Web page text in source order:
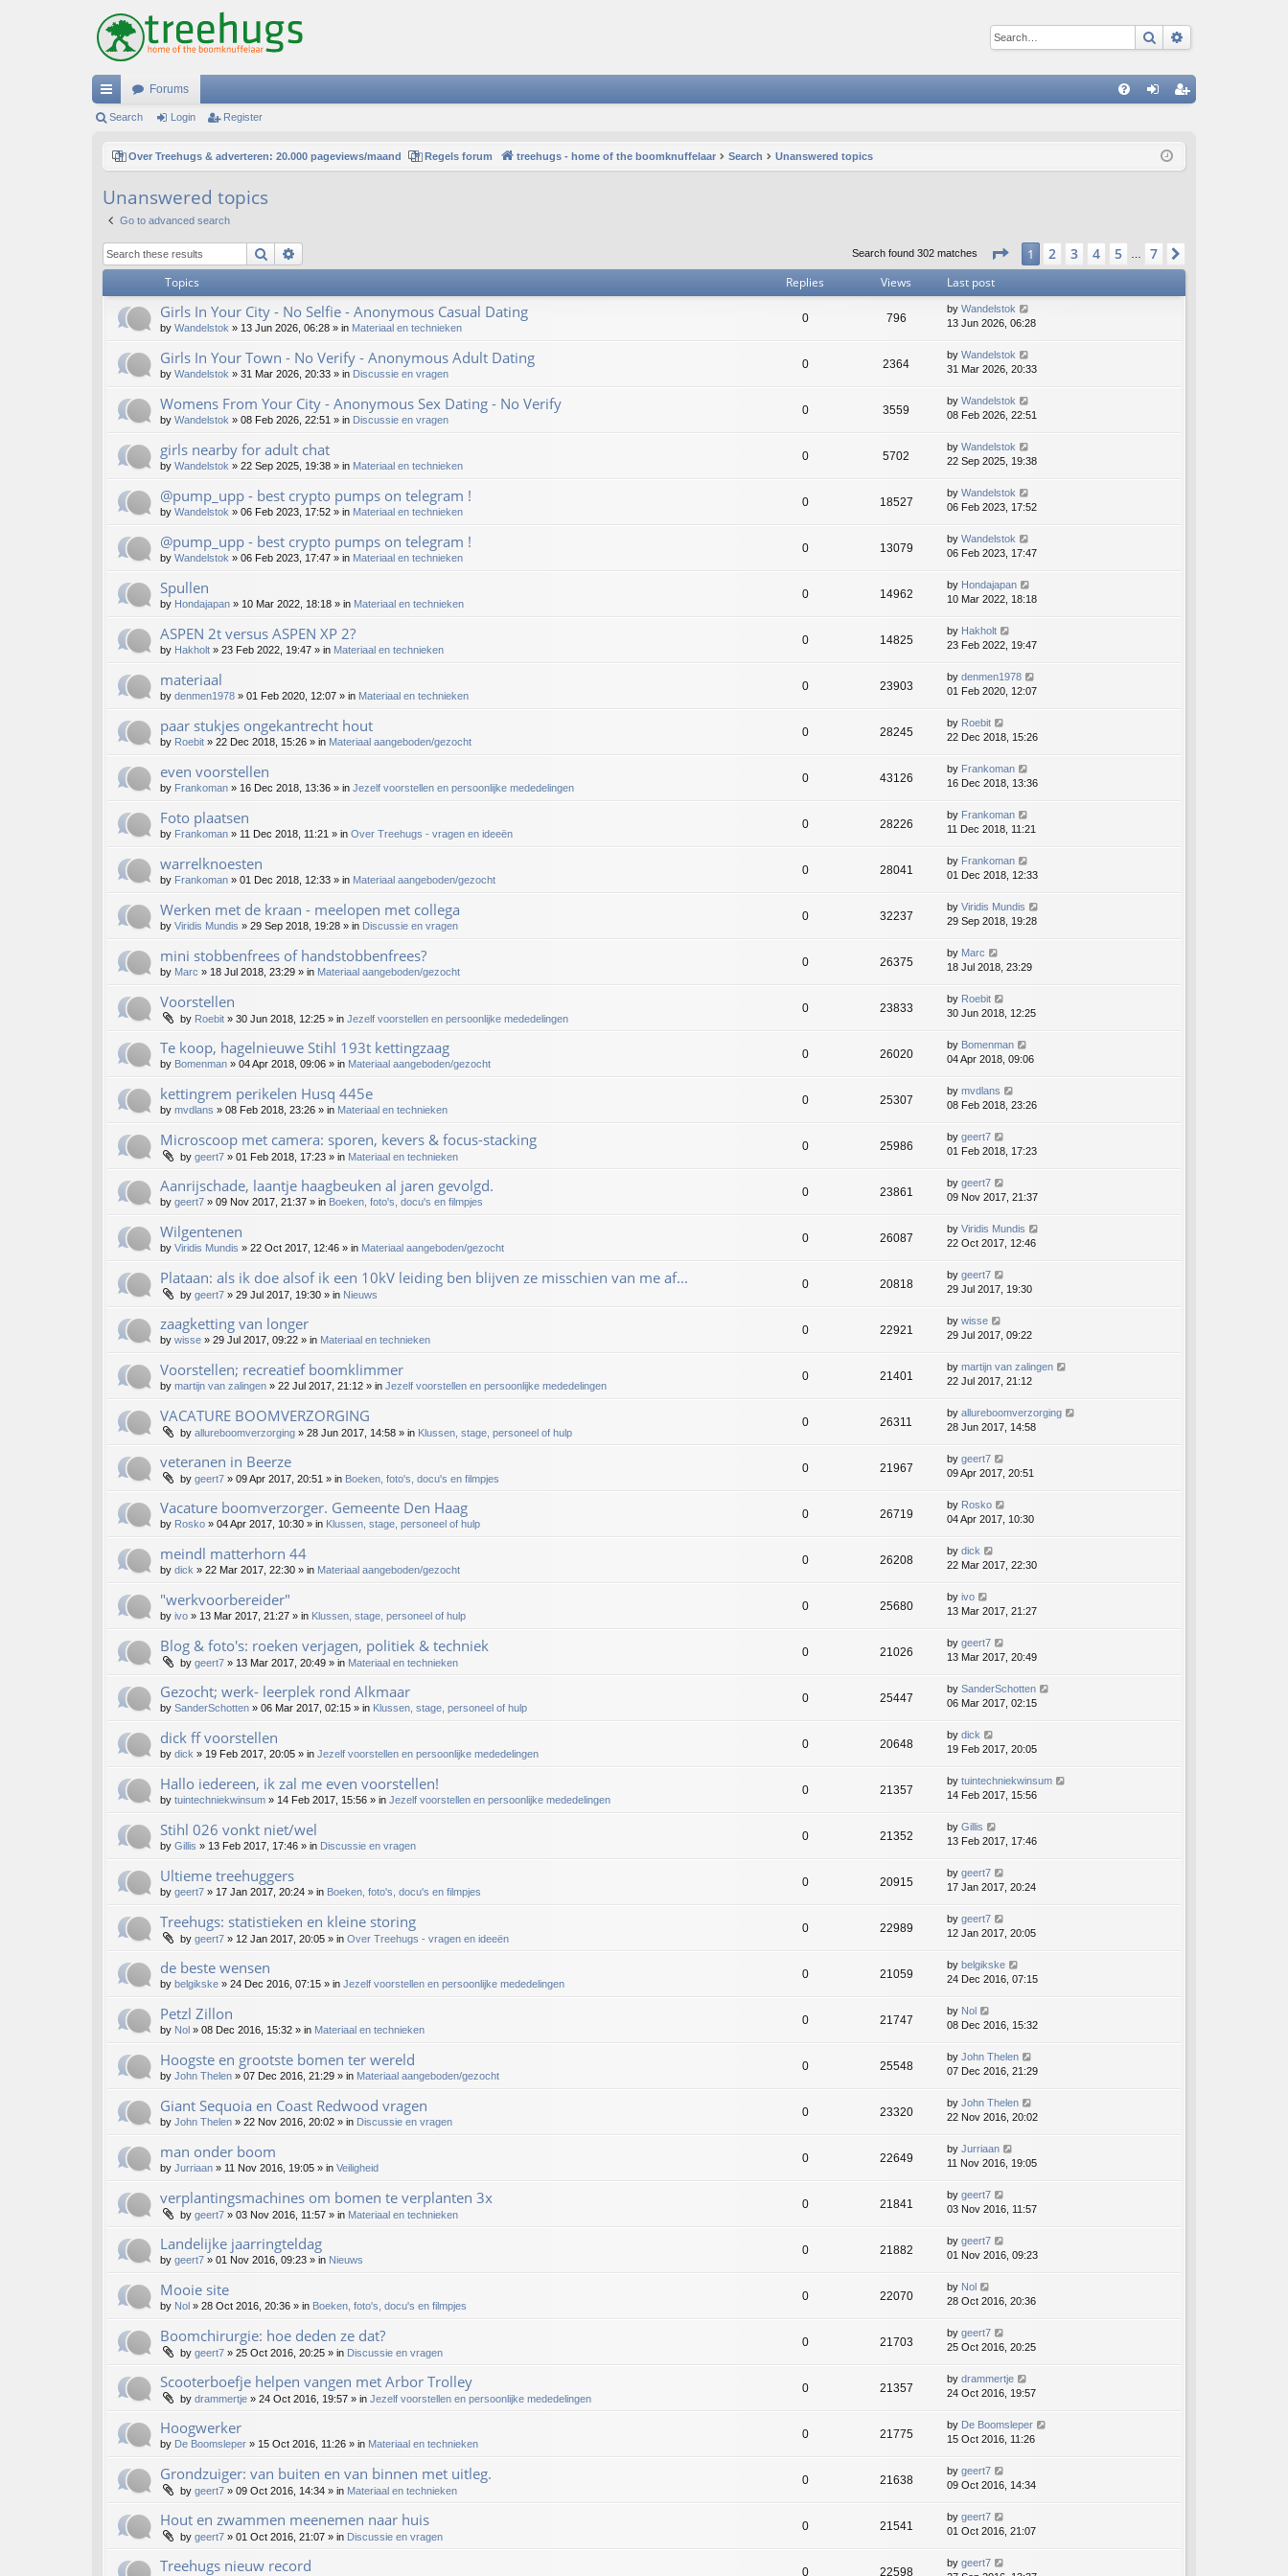
Search
ui
ks
Forums
ist
Search Login Register
Over Treehugs & adverteren: 20.000 pageviews/maand Regels forum treehugs - home of the boomknuffelaar Search Unanswered topics
Unanswered topics
Go to advanced search
Search Search found 302 matches Page 1of7
1 2 3 4 5 … 7
Topics Replies Views Last post
Girls In Your City - No Selfie - Anonymous Casual Dating
by Wandelstok » 13 Jun 2026, 06:28 » in Materiaal en technieken
0 796
by Wandelstok
13 Jun 2026, 06:28
Girls In Your Town - No Verify - Anonymous Adult Dating
by Wandelstok » 31 Mar 2026, 20:33 » in Discussie en vragen
0 2364
by Wandelstok
31 Mar 2026, 20:33
Womens From Your City - Anonymous Sex Dating - No Verify
by Wandelstok » 08 Feb 2026, 22:51 » in Discussie en vragen
0 3559
by Wandelstok
08 Feb 2026, 22:51
girls nearby for adult chat
by Wandelstok » 22 Sep 2025, 19:38 » in Materiaal en technieken
0 5702
by Wandelstok
22 Sep 2025, 19:38
@pump_upp - best crypto pumps on telegram !
by Wandelstok » 06 Feb 2023, 17:52 » in Materiaal en technieken
0 18527
by Wandelstok
06 Feb 2023, 17:52
@pump_upp - best crypto pumps on telegram !
by Wandelstok » 06 Feb 2023, 17:47 » in Materiaal en technieken
0 13079
by Wandelstok
06 Feb 2023, 17:47
Spullen
by Hondajapan » 10 Mar 2022, 18:18 » in Materiaal en technieken
0 14962
by Hondajapan
10 Mar 2022, 18:18
ASPEN 2t versus ASPEN XP 2?
by Hakholt » 23 Feb 2022, 19:47 » in Materiaal en technieken
0 14825
by Hakholt
23 Feb 2022, 19:47
materiaal
by denmen1978 » 01 Feb 2020, 12:07 » in Materiaal en technieken
0 23903
by denmen1978
01 Feb 2020, 12:07
paar stukjes ongekantrecht hout
by Roebit » 22 Dec 2018, 15:26 » in Materiaal aangeboden/gezocht
0 28245
by Roebit
22 Dec 2018, 15:26
even voorstellen
by Frankoman » 16 Dec 2018, 13:36 » in Jezelf voorstellen en persoonlijke mededelingen
0 43126
by Frankoman
16 Dec 2018, 13:36
Foto plaatsen
by Frankoman » 11 Dec 2018, 11:21 » in Over Treehugs - vragen en ideeën
0 28226
by Frankoman
11 Dec 2018, 11:21
warrelknoesten
by Frankoman » 01 Dec 2018, 12:33 » in Materiaal aangeboden/gezocht
0 28041
by Frankoman
01 Dec 2018, 12:33
Werken met de kraan - meelopen met collega
by Viridis Mundis » 29 Sep 2018, 19:28 » in Discussie en vragen
0 32237
by Viridis Mundis
29 Sep 2018, 19:28
mini stobbenfrees of handstobbenfrees?
by Marc » 18 Jul 2018, 23:29 » in Materiaal aangeboden/gezocht
0 26375
by Marc
18 Jul 2018, 23:29
Voorstellen
by Roebit » 30 Jun 2018, 12:25 » in Jezelf voorstellen en persoonlijke mededelingen
0 23833
by Roebit
30 Jun 2018, 12:25
Te koop, hagelnieuwe Stihl 193t kettingzaag
by Bomenman » 04 Apr 2018, 09:06 » in Materiaal aangeboden/gezocht
0 26020
by Bomenman
04 Apr 2018, 09:06
kettingrem perikelen Husq 445e
by mvdlans » 08 Feb 2018, 23:26 » in Materiaal en technieken
0 25307
by mvdlans
08 Feb 2018, 23:26
Microscoop met camera: sporen, kevers & focus-stacking
by geert7 » 01 Feb 2018, 17:23 » in Materiaal en technieken
0 25986
by geert7
01 Feb 2018, 17:23
Aanrijschade, laantje haagbeuken al jaren gevolgd.
by geert7 » 09 Nov 2017, 21:37 » in Boeken, foto's, docu's en filmpjes
0 23861
by geert7
09 Nov 2017, 21:37
Wilgentenen
by Viridis Mundis » 22 Oct 2017, 12:46 » in Materiaal aangeboden/gezocht
0 26087
by Viridis Mundis
22 Oct 2017, 12:46
Plataan: als ik doe alsof ik een 10kV leiding ben blijven ze misschien van me af...
by geert7 » 29 Jul 2017, 19:30 » in Nieuws
0 20818
by geert7
29 Jul 2017, 19:30
zaagketting van longer
by wisse » 29 Jul 2017, 09:22 » in Materiaal en technieken
0 22921
by wisse
29 Jul 2017, 09:22
Voorstellen; recreatief boomklimmer
by martijn van zalingen » 22 Jul 2017, 21:12 » in Jezelf voorstellen en persoonlijke mededelingen
0 21401
by martijn van zalingen
22 Jul 2017, 21:12
VACATURE BOOMVERZORGING
by allureboomverzorging » 28 Jun 2017, 14:58 » in Klussen, stage, personeel of hulp
0 26311
by allureboomverzorging
28 Jun 2017, 14:58
veteranen in Beerze
by geert7 » 09 Apr 2017, 20:51 » in Boeken, foto's, docu's en filmpjes
0 21967
by geert7
09 Apr 2017, 20:51
Vacature boomverzorger. Gemeente Den Haag
by Rosko » 04 Apr 2017, 10:30 » in Klussen, stage, personeel of hulp
0 26719
by Rosko
04 Apr 2017, 10:30
meindl matterhorn 44
by dick » 22 Mar 2017, 22:30 » in Materiaal aangeboden/gezocht
0 26208
by dick
22 Mar 2017, 22:30
"werkvoorbereider"
by ivo » 13 Mar 2017, 21:27 » in Klussen, stage, personeel of hulp
0 25680
by ivo
13 Mar 2017, 21:27
Blog & foto's: roeken verjagen, politiek & techniek
by geert7 » 13 Mar 2017, 20:49 » in Materiaal en technieken
0 21026
by geert7
13 Mar 2017, 20:49
Gezocht; werk- leerplek rond Alkmaar
by SanderSchotten » 06 Mar 2017, 02:15 » in Klussen, stage, personeel of hulp
0 25447
by SanderSchotten
06 Mar 2017, 02:15
dick ff voorstellen
by dick » 19 Feb 2017, 20:05 » in Jezelf voorstellen en persoonlijke mededelingen
0 20648
by dick
19 Feb 2017, 20:05
Hallo iedereen, ik zal me even voorstellen!
by tuintechniekwinsum » 14 Feb 2017, 15:56 » in Jezelf voorstellen en persoonlijke mededelingen
0 21357
by tuintechniekwinsum
14 Feb 2017, 15:56
Stihl 026 vonkt niet/wel
by Gillis » 13 Feb 2017, 17:46 » in Discussie en vragen
0 21352
by Gillis
13 Feb 2017, 17:46
Ultieme treehuggers
by geert7 » 17 Jan 2017, 20:24 » in Boeken, foto's, docu's en filmpjes
0 20915
by geert7
17 Jan 2017, 20:24
Treehugs: statistieken en kleine storing
by geert7 » 12 Jan 2017, 20:05 » in Over Treehugs - vragen en ideeën
0 22989
by geert7
12 Jan 2017, 20:05
de beste wensen
by belgikske » 24 Dec 2016, 07:15 » in Jezelf voorstellen en persoonlijke mededelingen
0 21059
by belgikske
24 Dec 2016, 07:15
Petzl Zillon
by Nol » 08 Dec 2016, 15:32 » in Materiaal en technieken
0 21747
by Nol
08 Dec 2016, 15:32
Hoogste en grootste bomen ter wereld
by John Thelen » 07 Dec 2016, 21:29 » in Materiaal aangeboden/gezocht
0 25548
by John Thelen
07 Dec 2016, 21:29
Giant Sequoia en Coast Redwood vragen
by John Thelen » 22 Nov 2016, 20:02 » in Discussie en vragen
0 23320
by John Thelen
22 Nov 2016, 20:02
man onder boom
by Jurriaan » 11 Nov 2016, 19:05 » in Veiligheid
0 22649
by Jurriaan
11 Nov 2016, 19:05
verplantingsmachines om bomen te verplanten 3x
by geert7 » 03 Nov 2016, 11:57 » in Materiaal en technieken
0 21841
by geert7
03 Nov 2016, 11:57
Landelijke jaarringteldag
by geert7 » 01 Nov 2016, 09:23 » in Nieuws
0 21882
by geert7
01 Nov 2016, 09:23
Mooie site
by Nol » 28 Oct 2016, 20:36 » in Boeken, foto's, docu's en filmpjes
0 22070
by Nol
28 Oct 2016, 20:36
Boomchirurgie: hoe deden ze dat?
by geert7 » 25 Oct 2016, 20:25 » in Discussie en vragen
0 21703
by geert7
25 Oct 2016, 20:25
Scooterboefje helpen vangen met Arbor Trolley
by drammertje » 24 Oct 2016, 19:57 » in Jezelf voorstellen en persoonlijke mededelingen
0 21357
by drammertje
24 Oct 2016, 19:57
Hoogwerker
by De Boomsleper » 15 Oct 2016, 11:26 » in Materiaal en technieken
0 21775
by De Boomsleper
15 Oct 2016, 11:26
Grondzuiger: van buiten en van binnen met uitleg.
by geert7 » 09 Oct 2016, 14:34 » in Materiaal en technieken
0 21638
by geert7
09 Oct 2016, 14:34
Hout en zwammen meenemen naar huis
by geert7 » 01 Oct 2016, 21:07 » in Discussie en vragen
0 21541
by geert7
01 Oct 2016, 21:07
Treehugs nieuw record 0 22598
by geert7